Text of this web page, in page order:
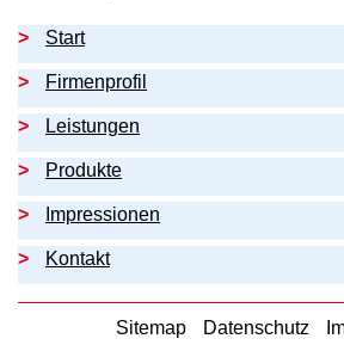
Start
Firmenprofil
Leistungen
Produkte
Impressionen
Kontakt
Sitemap Datenschutz